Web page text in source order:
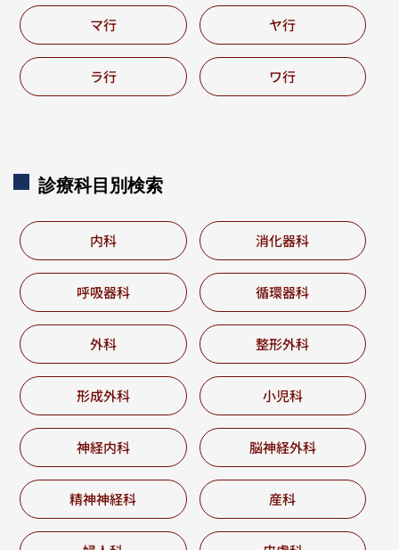
マ行 ヤ行
ラ行 ワ行
診療科目別検索
内科 消化器科
呼吸器科 循環器科
外科 整形外科
形成外科 小児科
神経内科 脳神経外科
精神神経科 産科